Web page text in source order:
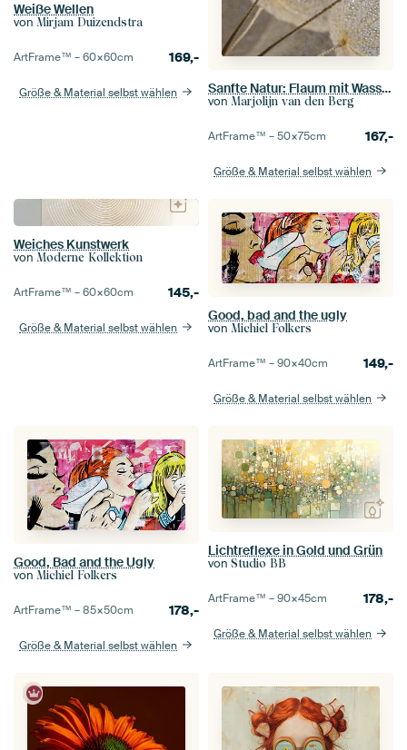
Weiße Wellen
von Mirjam Duizendstra
ArtFrame™ –60×60cm 169,-
Größe & Material selbst wählen Sanfte Natur: Flaum mit Wassertropfen in ruhigen Naturtönen
von Marjolijn van den Berg
ArtFrame™ –50×75cm 167,-
Größe & Material selbst wählen
Weiches Kunstwerk
von Moderne Kollektion
ArtFrame™ –60×60cm 145,-
Größe & Material selbst wählen
Good, bad and the ugly
von Michiel Folkers
ArtFrame™ –90×40cm 149,-
Größe & Material selbst wählen
Good, Bad and the Ugly
von Michiel Folkers
ArtFrame™ –85×50cm 178,-
Größe & Material selbst wählen
Lichtreflexe in Gold und Grün
von Studio BB
ArtFrame™ –90×45cm 178,-
Größe & Material selbst wählen